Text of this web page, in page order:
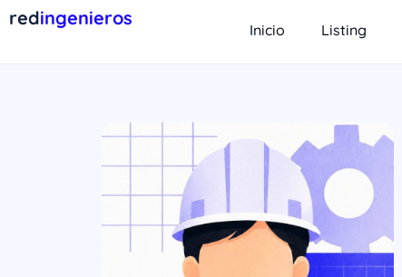
redingenieros
Inicio Listing